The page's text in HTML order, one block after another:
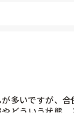
多いですが、
どういう状態